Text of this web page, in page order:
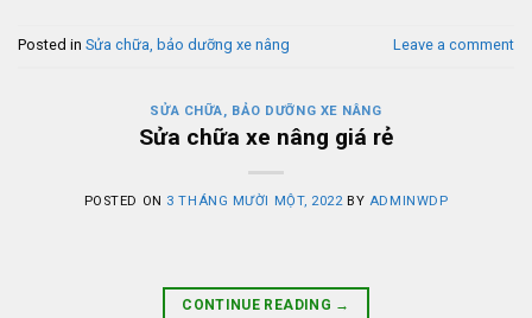
Posted in Sửa chữa, bảo dưỡng xe nâng Leave a comment
SỬA CHỮA, BẢO DƯỠNG XE NÂNG
Sửa chữa xe nâng giá rẻ
POSTED ON 3 THÁNG MƯỜI MỘT, 2022BY ADMINWDP
CONTINUE READING →